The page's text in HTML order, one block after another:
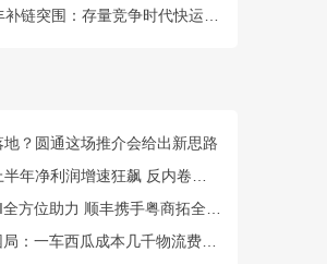
？圆通这场推介会给出新思路
净利润增速狂飙 反内卷效果显现
位助力 顺丰携手粤商拓全球市场
车西瓜成本几千物流费上万谁来解？